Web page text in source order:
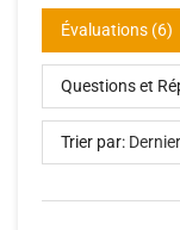
Évaluations (6)
Questions et
Trier par: Dernier